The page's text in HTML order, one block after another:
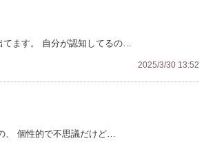
てます。 自分が認知してるの…
2025/3/30 13:52
、 個性的で不思議だけど…